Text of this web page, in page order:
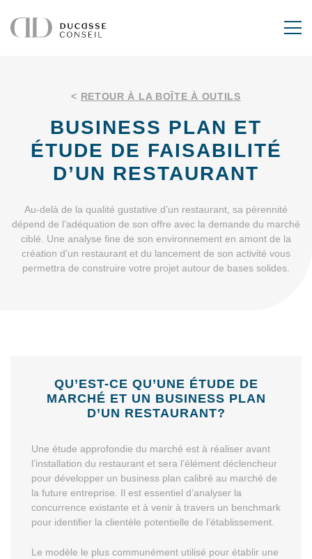
< RETOUR À LA BOÎTE À OUTILS
BUSINESS PLAN ET
ÉTUDE DE FAISABILITÉ
D’UN RESTAURANT
Au-delà de la qualité gustative d’un restaurant, sa pérennité
dépend de l’adéquation de son offre avec la demande du marché
ciblé. Une analyse fine de son environnement en amont de la
création d’un restaurant et du lancement de son activité vous
permettra de construire votre projet autour de bases solides.
QU’EST-CE QU’UNE ÉTUDE DE
MARCHÉ ET UN BUSINESS PLAN
D’UN RESTAURANT?
Une étude approfondie du marché est à réaliser avant
l’installation du restaurant et sera l’élément déclencheur
pour développer un business plan calibré au marché de
la future entreprise. Il est essentiel d’analyser la
concurrence existante et à venir à travers un benchmark
pour identifier la clientèle potentielle de l’établissement.
Le modèle le plus communément utilisé pour établir une